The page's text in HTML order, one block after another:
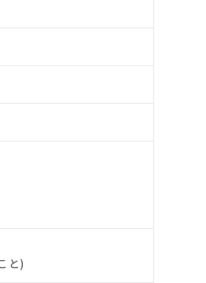
と)
、記載している更新日時点での社内
際の在庫および標準価格とは異なる場
の非含有に対応した製品が提供可能な
含有に対応した製品に切り替える予
の非含有に非対応の商品で、対応品
）の非含有の対応状況を調査中または
カドミウム(Cd) 100ppm以下、
ニル類(PBB) 1000ppm以下、ポリ臭化ジフェニ
ル (DIBP) 1000ppm以下
る意図的な使用がないことを確認しています。
の基準値以下であることを示します
の基準値を超えていることを示しま
問い合わせください。
ェニル類) : 1000ppm、 PBDEs(ポリ臭化ジフ
酸ジイソブチル) : 1000ppm、 BBP(フタル酸ブ
完全に破砕するなど、違法に輸出さ
ル、化学兵器、生物兵器またはその